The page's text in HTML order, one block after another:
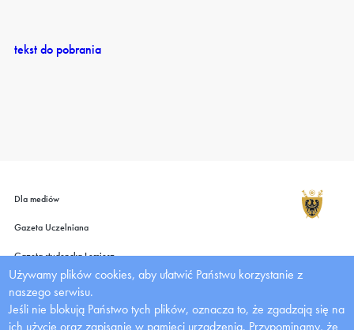
tekst do pobrania
Dla mediów
Gazeta Uczelniana
Gazeta studencka Lemiesz
Wydawnictwo UMW
Deklaracja dostępności
Używamy plików cookies, aby ułatwić Państwu korzystanie z
naszego serwisu.
Jeśli nie blokują Państwo tych plików, oznacza to, że zgadzają się na
ich użycie oraz zapisanie w pamięci urządzenia. Przypominamy, że